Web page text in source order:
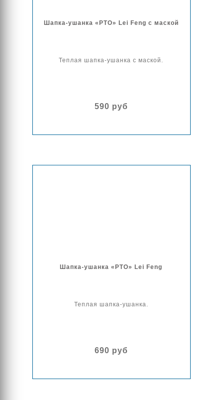
Шапка-ушанка «РТО» Lei Feng с маской
Теплая шапка-ушанка с маской.
590 руб
Шапка-ушанка «РТО» Lei Feng
Теплая шапка-ушанка.
690 руб